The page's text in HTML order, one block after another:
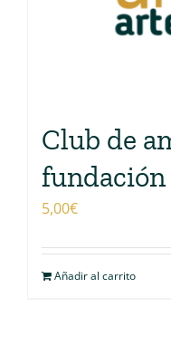
Club de
5,00€
Añadir al carrito